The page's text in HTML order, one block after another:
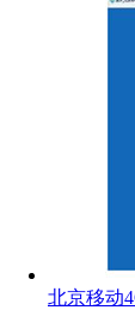
北京移动